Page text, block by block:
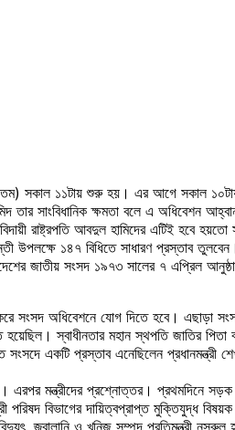
১১টায় শুরু হয়। এর আগে সকাল ১০টায়
তার সাংবিধানিক ক্ষমতা বলে এ অধিবেশন
রাষ্ট্রপতি আবদুল হামিদের এটিই হবে
উপলক্ষে ১৪৭ বিধিতে সাধারণ প্রস্তাব
জাতীয় সংসদ ১৯৭৩ সালের ৭ এপ্রিল
অধিবেশনে যোগ দিতে হবে। এছাড়া সংসদ
স্বাধীনতার মহান স্থপতি জাতির পিতা
একটি প্রস্তাব এনেছিলেন প্রধানমন্ত্রী
মন্ত্রীদের প্রশ্নোত্তর। প্রথমদিনে
বিভাগের দায়িত্বপ্রাপ্ত মুক্তিযুদ্ধ বিষয়ক
জ্বালানি ও খনিজ সম্পদ প্রতিমন্ত্রী নসরুল